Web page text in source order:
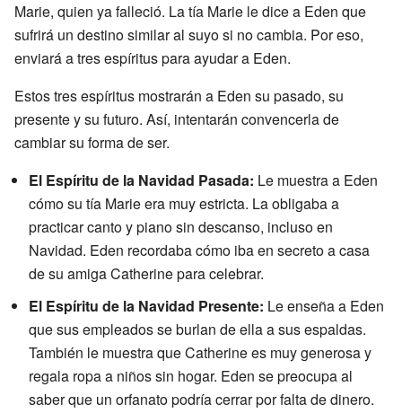
Marie, quien ya falleció. La tía Marie le dice a Eden que
sufrirá un destino similar al suyo si no cambia. Por eso,
enviará a tres espíritus para ayudar a Eden.
Estos tres espíritus mostrarán a Eden su pasado, su
presente y su futuro. Así, intentarán convencerla de
cambiar su forma de ser.
El Espíritu de la Navidad Pasada: Le muestra a Eden
cómo su tía Marie era muy estricta. La obligaba a
practicar canto y piano sin descanso, incluso en
Navidad. Eden recordaba cómo iba en secreto a casa
de su amiga Catherine para celebrar.
El Espíritu de la Navidad Presente: Le enseña a Eden
que sus empleados se burlan de ella a sus espaldas.
También le muestra que Catherine es muy generosa y
regala ropa a niños sin hogar. Eden se preocupa al
saber que un orfanato podría cerrar por falta de dinero.